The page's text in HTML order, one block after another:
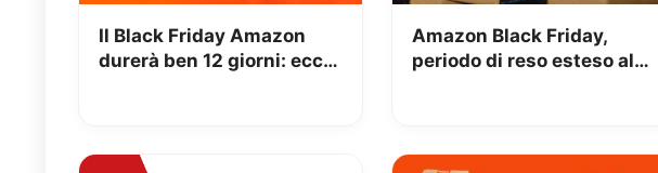
Il Black Friday Amazon
durerà ben 12 giorni: ecco
Amazon Black Friday,
periodo di reso esteso al